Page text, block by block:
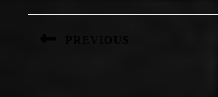
de
précédent
suivant